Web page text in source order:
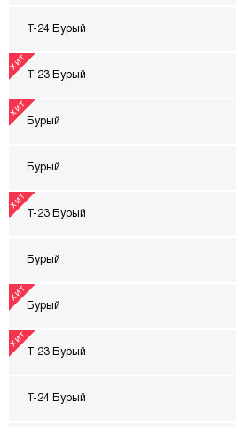
Т-24 Бурый
Т-23 Бурый
Бурый
Бурый
Т-23 Бурый
Бурый
Бурый
Т-23 Бурый
Т-24 Бурый